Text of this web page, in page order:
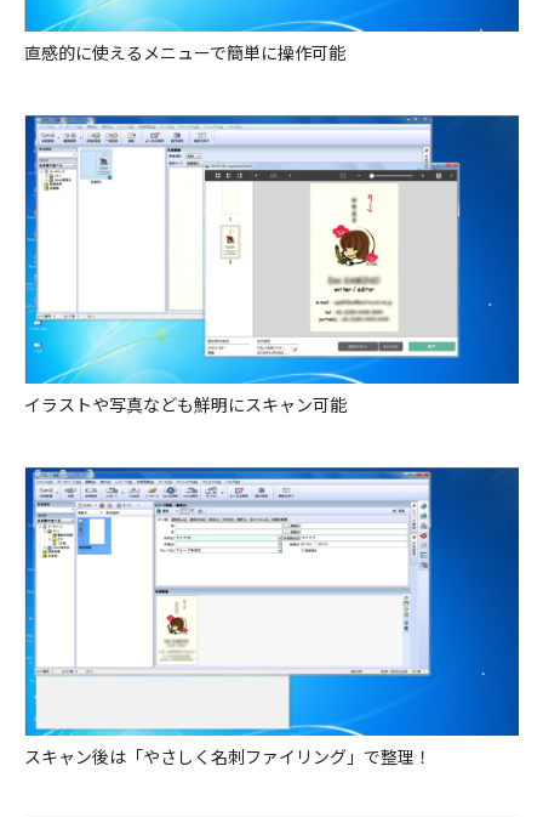
直感的に使えるメニューで簡単に操作可能
イラストや写真なども鮮明にスキャン可能
スキャン後は「やさしく名刺ファイリング」で整理！